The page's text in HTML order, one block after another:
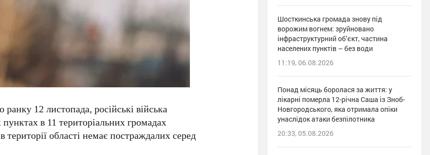
12 листопада, російські війська
в 11 територіальних громадах
території області немає постраждалих серед
Шосткинська громада знову під
ворожим вогнем: зруйновано
інфраструктурний об’єкт, частина
населених пунктів – без води
11:19, 06.08.2026
Понад місяць боролася за життя: у
лікарні померла 12-річна Саша із Зноб-
Новгородського, яка отримала опіки
унаслідок атаки безпілотника
20:33, 05.08.2026